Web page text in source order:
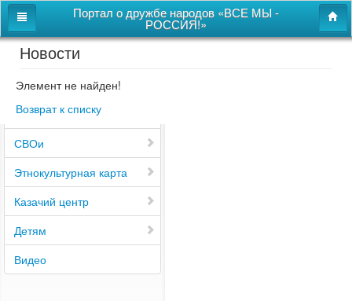
Портал о дружбе народов «ВСЕ МЫ -
РОССИЯ!»
Главная
Дом дружбы народов
Новости
СВОи
Этнокультурная карта
Казачий центр
Детям
Видео
Новости
Элемент не найден!
Возврат к списку